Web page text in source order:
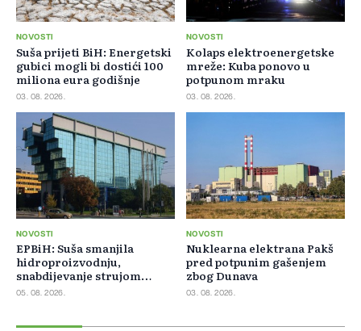
NOVOSTI
Suša prijeti BiH: Energetski
gubici mogli bi dostići 100
miliona eura godišnje
03. 08. 2026.
NOVOSTI
Kolaps elektroenergetske
mreže: Kuba ponovo u
potpunom mraku
03. 08. 2026.
NOVOSTI
EPBiH: Suša smanjila
hidroproizvodnju,
snabdijevanje strujom
ostaje stabilno
05. 08. 2026.
NOVOSTI
Nuklearna elektrana Pakš
pred potpunim gašenjem
zbog Dunava
03. 08. 2026.